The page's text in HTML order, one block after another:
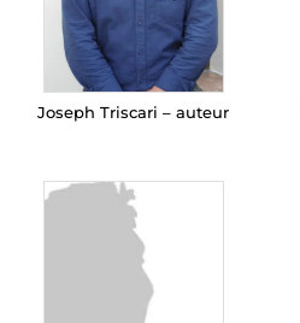
Joseph Triscari – auteur